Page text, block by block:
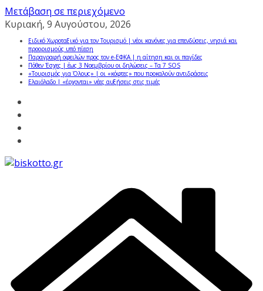
Μετάβαση σε περιεχόμενο
Κυριακή, 9 Αυγούστου, 2026
Ειδικό Χωροταξικό για τον Τουρισμό | νέοι κανόνες για επενδύσεις, νησιά και
προορισμούς υπό πίεση
Παραγραφή οφειλών προς τον e-ΕΦΚΑ | η αίτηση και οι παγίδες
Πόθεν Έσχες | έως 3 Νοεμβρίου οι δηλώσεις – Τα 7 SOS
«Τουρισμός για Όλους» | οι «κόφτες» που προκαλούν αντιδράσεις
Ελαιόλαδο | «έρχονται» νέες αυξήσεις στις τιμές